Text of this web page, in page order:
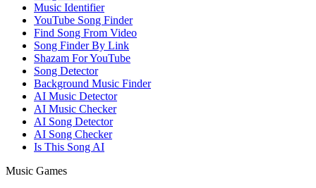
Music Identifier
YouTube Song Finder
Find Song From Video
Song Finder By Link
Shazam For YouTube
Song Detector
Background Music Finder
AI Music Detector
AI Music Checker
AI Song Detector
AI Song Checker
Is This Song AI
Music Games